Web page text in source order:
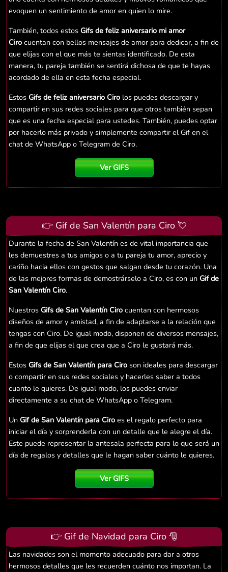
evoquen un sentimiento de amor en quien lo mire.
También, todos estos Gifs de feliz aniversario mi amor
Ciro cuentan con bellos mensajes de amor para dedicar, a fin de
que elijas con el que más te sientas identificado. De esta
manera, tu pareja también se sentirá dichosa de que te hayas
acordado de ella en esta fecha especial.
Estos Gifs de feliz aniversario Ciro los puedes descargar y
compartir en sus redes sociales para que otros también sepan
que es una fecha especial para ustedes. También, puedes optar
por hacerlo más privado y simplemente compartir el Gif en el
chat de WhatsApp o Telegram de Ciro.
Ver GIFS
👉 Gif de San Valentín para Ciro 💘
Durante la fecha de San Valentín es de vital importancia que
les demuestres a tus amigos o a tu pareja tu amor, aprecio y
cariño hacia ellos con gestos que salgan desde tu corazón. Una
de las mejores formas de demostrárselo a Ciro, es con un Gif de
San Valentín Ciro.
Nuestros Gifs de San Valentín Ciro cuentan con hermosos
diseños de amor y amistad, a fin de adaptarse a la relación que
tengas con Ciro. De igual modo, disponen de diversos mensajes,
a fin de que elijas el que crea que a Ciro le gustará más.
Estos Gifs de San Valentín para Ciro son ideales para descargar
o compartir en sus redes sociales y hacerles saber a todos
cuanto le quieres. De igual modo, los puedes enviar
directamente a su chat de WhatsApp o Telegram.
Un Gif de San Valentín para Ciro es el regalo perfecto para
iniciar el día y sorprenderla con un detalle que le alegre el día.
Este puede representar la antesala perfecta para lo que será un
día de regalos y detalles que le hagan saber cuánto le quieres.
Ver GIFS
👉 Gif de Navidad para Ciro 🎅
Las navidades son el momento adecuado para dar a otros
hermosos detalles que les recuerden cuánto nos importan. La